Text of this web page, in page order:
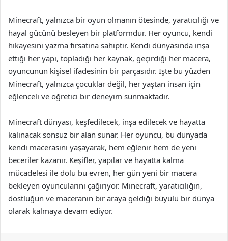
Minecraft, yalnızca bir oyun olmanın ötesinde, yaratıcılığı ve
hayal gücünü besleyen bir platformdur. Her oyuncu, kendi
hikayesini yazma fırsatına sahiptir. Kendi dünyasında inşa
ettiği her yapı, topladığı her kaynak, geçirdiği her macera,
oyuncunun kişisel ifadesinin bir parçasıdır. İşte bu yüzden
Minecraft, yalnızca çocuklar değil, her yaştan insan için
eğlenceli ve öğretici bir deneyim sunmaktadır.
Minecraft dünyası, keşfedilecek, inşa edilecek ve hayatta
kalınacak sonsuz bir alan sunar. Her oyuncu, bu dünyada
kendi macerasını yaşayarak, hem eğlenir hem de yeni
beceriler kazanır. Keşifler, yapılar ve hayatta kalma
mücadelesi ile dolu bu evren, her gün yeni bir macera
bekleyen oyuncularını çağırıyor. Minecraft, yaratıcılığın,
dostluğun ve maceranın bir araya geldiği büyülü bir dünya
olarak kalmaya devam ediyor.